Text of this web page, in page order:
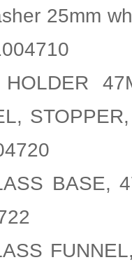
25mm
BASE,